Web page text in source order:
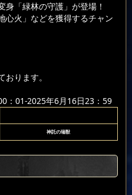
身「緑林の守護」が登場！
心火」などを獲得するチャン
ります。
：01-2025年6月16日23：59
神託の瑞獣